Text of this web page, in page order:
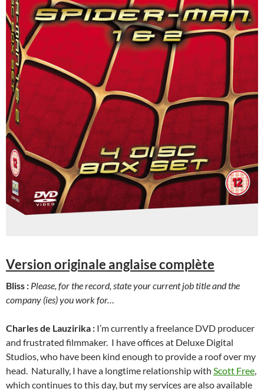
Version originale anglaise complète
Bliss : Please, for the record, state your current job title and the
company (ies) you work for…
Charles de Lauzirika : I’m currently a freelance DVD producer
and frustrated filmmaker. I have offices at Deluxe Digital
Studios, who have been kind enough to provide a roof over my
head. Naturally, I have a longtime relationship with Scott Free,
which continues to this day, but my services are also available